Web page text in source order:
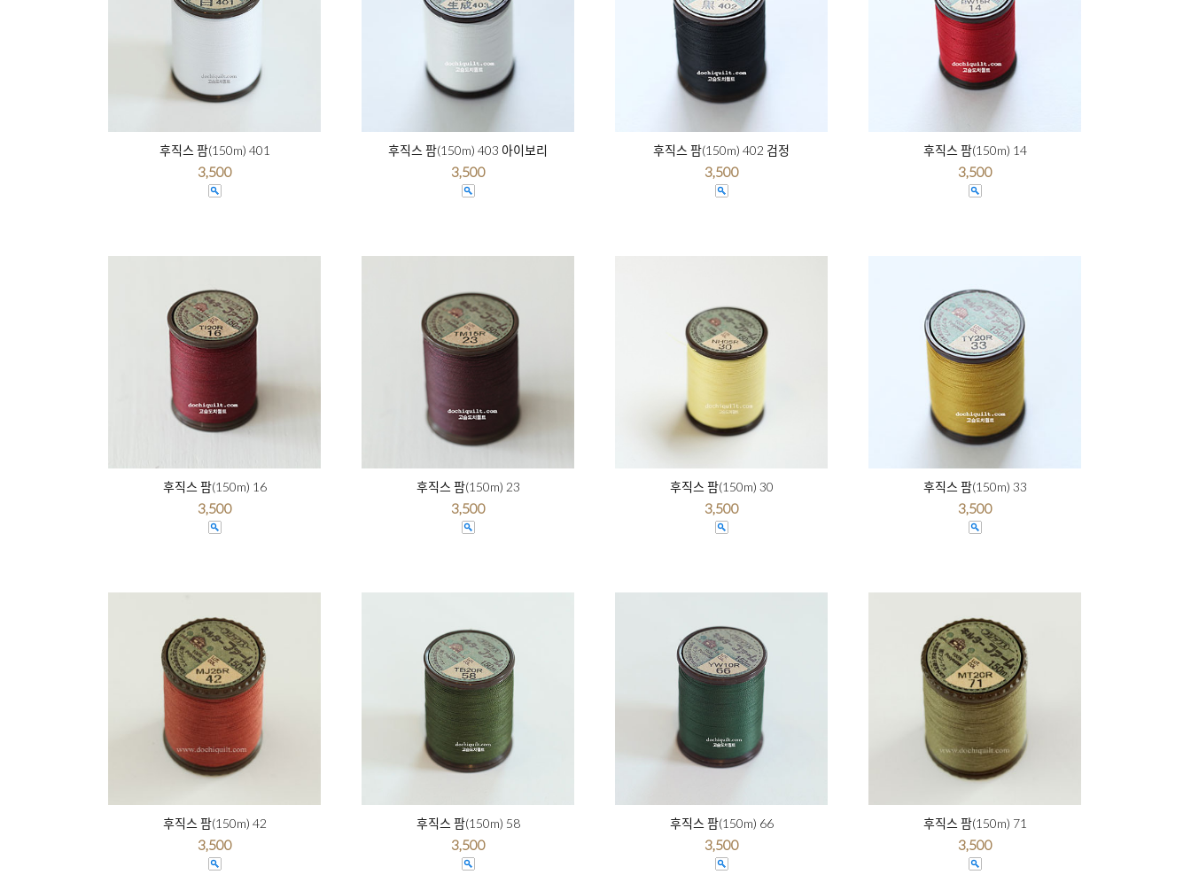
후직스 팜(150m) 401
3,500
후직스 팜(150m) 403 아이보리
3,500
후직스 팜(150m) 402 검정
3,500
후직스 팜(150m) 14
3,500
후직스 팜(150m) 16
3,500
후직스 팜(150m) 23
3,500
후직스 팜(150m) 30
3,500
후직스 팜(150m) 33
3,500
후직스 팜(150m) 42
3,500
후직스 팜(150m) 58
3,500
후직스 팜(150m) 66
3,500
후직스 팜(150m) 71
3,500